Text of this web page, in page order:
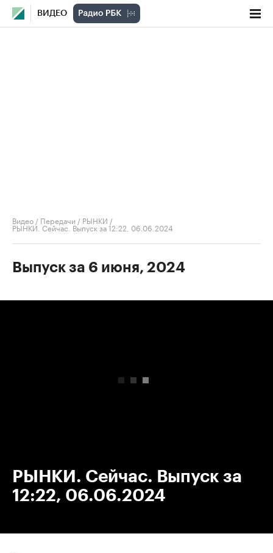
ВИДЕО
Видео / Передачи / РЫНКИ /
РЫНКИ. Сейчас. Выпуск за 12:22, 06.06.2024
Выпуск за 6 июня, 2024
РЫНКИ. Сейчас. Выпуск за
12:22, 06.06.2024